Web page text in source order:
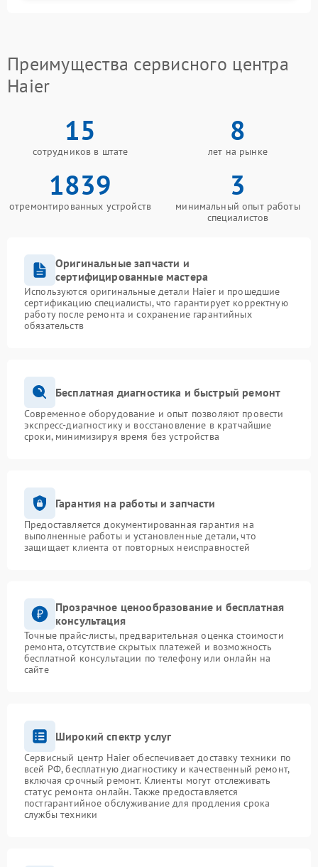
Преимущества сервисного центра
Haier
15
сотрудников в штате
8
лет на рынке
1839
отремонтированных устройств
3
минимальный опыт работы
специалистов
Оригинальные запчасти и
сертифицированные мастера
Используются оригинальные детали Haier и прошедшие
сертификацию специалисты, что гарантирует корректную
работу после ремонта и сохранение гарантийных
обязательств
Бесплатная диагностика и быстрый ремонт
Современное оборудование и опыт позволяют провести
экспресс-диагностику и восстановление в кратчайшие
сроки, минимизируя время без устройства
Гарантия на работы и запчасти
Предоставляется документированная гарантия на
выполненные работы и установленные детали, что
защищает клиента от повторных неисправностей
Прозрачное ценообразование и бесплатная
консультация
Точные прайс-листы, предварительная оценка стоимости
ремонта, отсутствие скрытых платежей и возможность
бесплатной консультации по телефону или онлайн на
сайте
Широкий спектр услуг
Сервисный центр Haier обеспечивает доставку техники по
всей РФ, бесплатную диагностику и качественный ремонт,
включая срочный ремонт. Клиенты могут отслеживать
статус ремонта онлайн. Также предоставляется
постгарантийное обслуживание для продления срока
службы техники